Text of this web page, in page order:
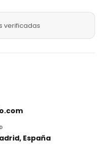
verificadas
España